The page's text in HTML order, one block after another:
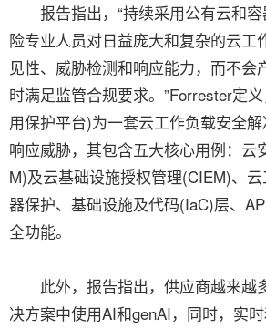
报告指出，“持续采用公有云和容
险专业人员对日益庞大和复杂的云工
见性、威胁检测和响应能力，而不会
时满足监管合规要求。”Forrester定
用保护平台)为一套云工作负载安全
响应威胁，其包含五大核心用例：云
M)及云基础设施授权管理(CIEM)、
器保护、基础设施及代码(IaC)层、
全功能。
此外，报告指出，供应商越来越
决方案中使用AI和genAI，同时，实